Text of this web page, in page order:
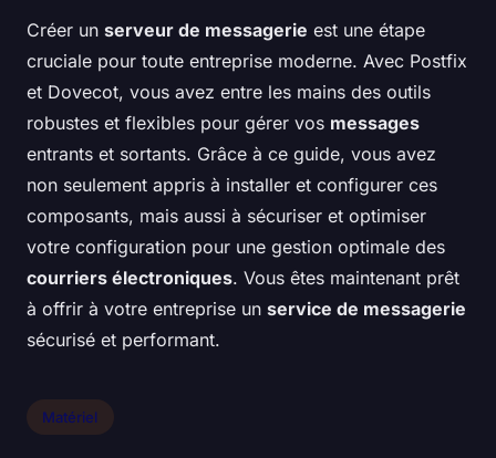
Créer un serveur de messagerie est une étape
cruciale pour toute entreprise moderne. Avec Postfix
et Dovecot, vous avez entre les mains des outils
robustes et flexibles pour gérer vos messages
entrants et sortants. Grâce à ce guide, vous avez
non seulement appris à installer et configurer ces
composants, mais aussi à sécuriser et optimiser
votre configuration pour une gestion optimale des
courriers électroniques. Vous êtes maintenant prêt
à offrir à votre entreprise un service de messagerie
sécurisé et performant.
Matériel